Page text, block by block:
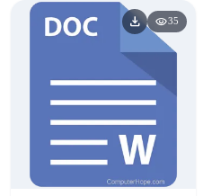
download visibility35